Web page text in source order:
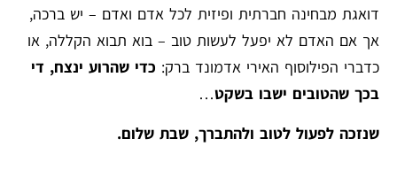
דואגת מבחינה חברתית ופיזית לכל אדם ואדם – יש ברכה,
אך אם האדם לא יפעל לעשות טוב – בוא תבוא הקללה, או
כדברי הפילוסוף האירי אדמונד ברק: כדי שהרוע ינצח, די
בכך שהטובים ישבו בשקט…
שנזכה לפעול לטוב ולהתברך, שבת שלום.